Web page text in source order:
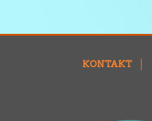
KONTAKT